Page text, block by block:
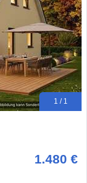
1 / 1
1.480 €